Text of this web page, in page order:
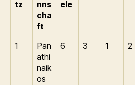
tz
nns
cha
ft
ele
1
Pan
athi
naik
os
6 3 1 2